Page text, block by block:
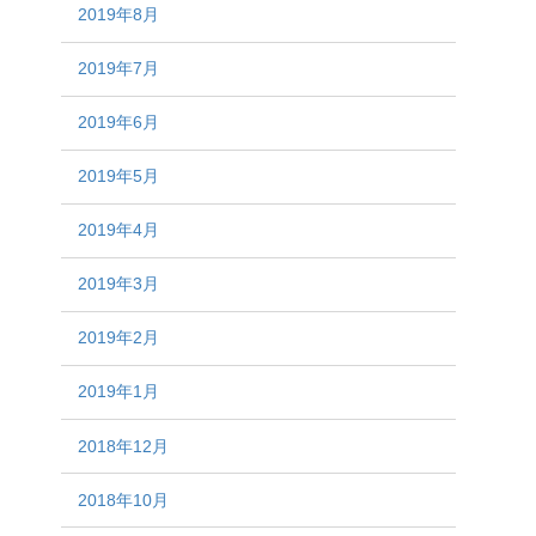
2019年8月
2019年7月
2019年6月
2019年5月
2019年4月
2019年3月
2019年2月
2019年1月
2018年12月
2018年10月